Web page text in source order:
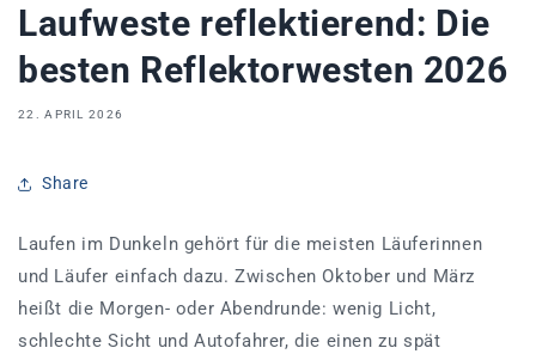
Laufweste reflektierend: Die
besten Reflektorwesten 2026
22. APRIL 2026
Share
Laufen im Dunkeln gehört für die meisten Läuferinnen
und Läufer einfach dazu. Zwischen Oktober und März
heißt die Morgen- oder Abendrunde: wenig Licht,
schlechte Sicht und Autofahrer, die einen zu spät